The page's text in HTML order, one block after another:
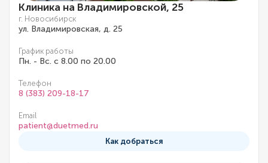
Клиника на Владимировской, 25
г. Новосибирск
ул. Владимировская, д. 25
График работы
Пн. - Вс. с 8.00 по 20.00
Телефон
8 (383) 209-18-17
Email
patient@duetmed.ru
Как добраться